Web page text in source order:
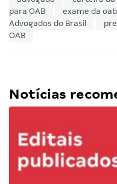
para OAB
exame da oab
Advogados do Brasil
OAB
Notícias